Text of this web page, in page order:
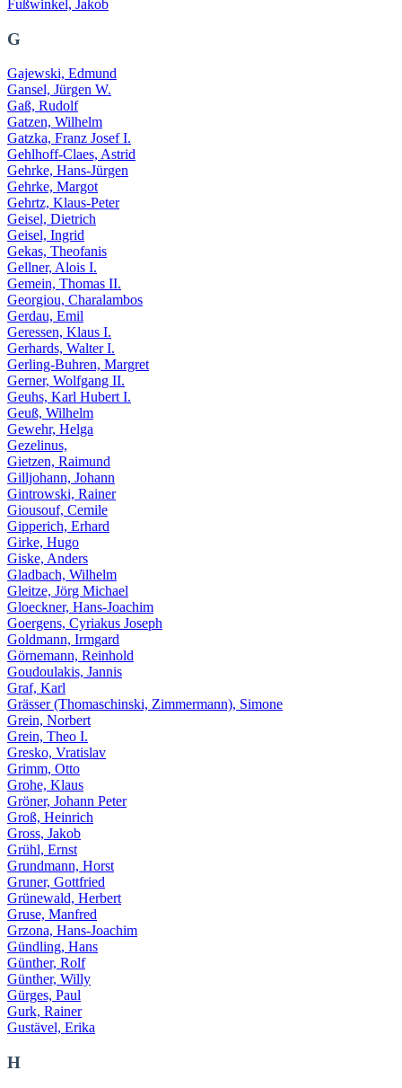
Fußwinkel, Jakob
G
Gajewski, Edmund
Gansel, Jürgen W.
Gaß, Rudolf
Gatzen, Wilhelm
Gatzka, Franz Josef I.
Gehlhoff-Claes, Astrid
Gehrke, Hans-Jürgen
Gehrke, Margot
Gehrtz, Klaus-Peter
Geisel, Dietrich
Geisel, Ingrid
Gekas, Theofanis
Gellner, Alois I.
Gemein, Thomas II.
Georgiou, Charalambos
Gerdau, Emil
Geressen, Klaus I.
Gerhards, Walter I.
Gerling-Buhren, Margret
Gerner, Wolfgang II.
Geuhs, Karl Hubert I.
Geuß, Wilhelm
Gewehr, Helga
Gezelinus,
Gietzen, Raimund
Gilljohann, Johann
Gintrowski, Rainer
Giousouf, Cemile
Gipperich, Erhard
Girke, Hugo
Giske, Anders
Gladbach, Wilhelm
Gleitze, Jörg Michael
Gloeckner, Hans-Joachim
Goergens, Cyriakus Joseph
Goldmann, Irmgard
Görnemann, Reinhold
Goudoulakis, Jannis
Graf, Karl
Grässer (Thomaschinski, Zimmermann), Simone
Grein, Norbert
Grein, Theo I.
Gresko, Vratislav
Grimm, Otto
Grohe, Klaus
Gröner, Johann Peter
Groß, Heinrich
Gross, Jakob
Grühl, Ernst
Grundmann, Horst
Gruner, Gottfried
Grünewald, Herbert
Gruse, Manfred
Grzona, Hans-Joachim
Gündling, Hans
Günther, Rolf
Günther, Willy
Gürges, Paul
Gurk, Rainer
Gustävel, Erika
H